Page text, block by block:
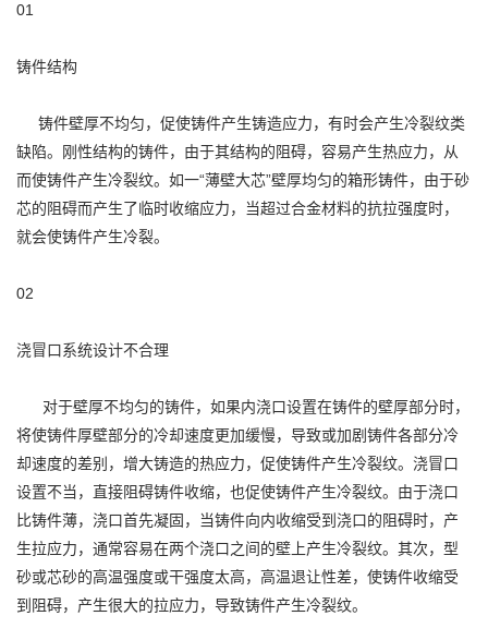
01
铸件结构
铸件壁厚不均匀，促使铸件产生铸造应力，有时会产生冷裂纹类
缺陷。刚性结构的铸件，由于其结构的阻碍，容易产生热应力，从
而使铸件产生冷裂纹。如一“薄壁大芯”壁厚均匀的箱形铸件，由于砂
芯的阻碍而产生了临时收缩应力，当超过合金材料的抗拉强度时，
就会使铸件产生冷裂。
02
浇冒口系统设计不合理
对于壁厚不均匀的铸件，如果内浇口设置在铸件的壁厚部分时，
将使铸件厚壁部分的冷却速度更加缓慢，导致或加剧铸件各部分冷
却速度的差别，增大铸造的热应力，促使铸件产生冷裂纹。浇冒口
设置不当，直接阻碍铸件收缩，也促使铸件产生冷裂纹。由于浇口
比铸件薄，浇口首先凝固，当铸件向内收缩受到浇口的阻碍时，产
生拉应力，通常容易在两个浇口之间的壁上产生冷裂纹。其次，型
砂或芯砂的高温强度或干强度太高，高温退让性差，使铸件收缩受
到阻碍，产生很大的拉应力，导致铸件产生冷裂纹。